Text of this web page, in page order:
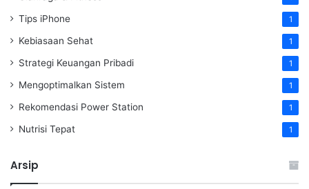
Tips iPhone 1
Kebiasaan Sehat 1
Strategi Keuangan Pribadi 1
Mengoptimalkan Sistem 1
Rekomendasi Power Station 1
Nutrisi Tepat 1
Arsip